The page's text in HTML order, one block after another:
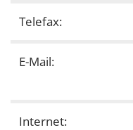
Telefax:
E-Mail:
Internet: